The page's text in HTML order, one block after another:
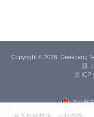
Copyright © 2026, Geekbang
股
京 ICP
京公网